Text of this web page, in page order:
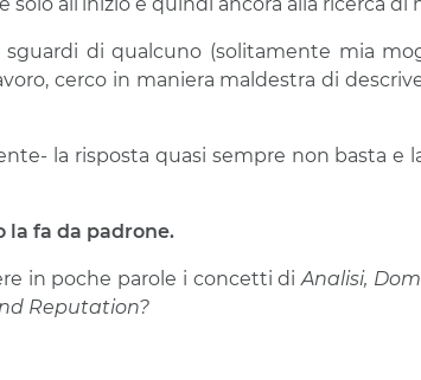
sguardi di qualcuno (solitamente mia
cerco in maniera maldestra di
la risposta quasi sempre non basta e
la fa da padrone.
in poche parole i concetti diAnalisi,
Reputation?